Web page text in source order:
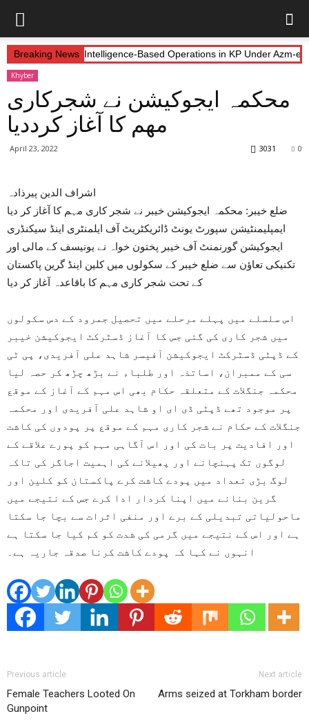
Breaking News
Forces Continue Intelligence-Based Operations in KP Under Azm-e-
Khyber
محکمہ ایجوکیشن نے شجرکاری
مھم کا آغاز کرددیا
April 23, 2022 0
3031
اشراف الدین پیرذادہ
ضلع خیبر: محکمہ ایجوکیشن خیبر نے شجر کاری مہم کا آغاز کر دیا
ایمپلیمنٹیشن سپورٹ یونٹ ڈائریکٹریٹ آف ایلمنٹری اینڈ سیکنڈری
ایجوکیشن گورنمنٹ آف خیبر پختون خواہ نے یونیسف کے مالی اور
تکنیکی تعاؤن سے ضلع خیبر کے سکولوں میں کلین اینڈ گرین پاکستان
کے تحت شجر کاری مہم کا باقاعدہ آغاز کر دیا
اس سلسلے میں پہلے مرحلے میں تحصیل جمرود کے دس سکولوں
میں شجر کاری کی گئی جس کا آغاز ڈسٹرکٹ ایجوکیشن خیبر
کے ڈپٹی ڈسٹرکٹ ایجوکیشن آفیسر شاہد علی آفریدی، پی ٹی
سی کے ممبران، اساتذہ اور طلباء نے بڑھ چڑھ کر حصہ لیا
محکمہ جنگلات کے متعلقہ حکام بھی اس مہم کے آغاز کے موقع
پر موجود تھے ڈپٹی ڈی ای او شاہد علی آفریدی اور محکمہ
جنگلات کے حکام نے شجر کاری مہم کے موقع پر پودوں کی کاشت
اور افادیت پر بات کی اور اس آگاہی مہم کو پورے علاقے کے
لوگوں تک پہنچانے اور پھیلانے کی اہمیت اجاگر کی تاکہ
لوگ بڑی تعداد میں پودے کاشت کرے پاکستان کو کلین اور
گرین بنانے میں اپنا کردار ادا کرے جس کے نتیجے میں
ماحولیاتی تبدیلی کے برے اور منفی اثرات سے بچا جا سکتا
ہے اور اس کے نتیجے میں گرمی کی شدت کو کم کیا جا سکتا ہے
انہوں نے کہا کہ پودے کاشت کرنا صدقہ جاریہ ہے۔
Previous article
Female Teachers Looted On
Gunpoint
Next article
Arms seized at Torkham border